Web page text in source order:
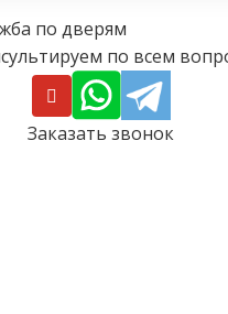
по всем
Заказать звонок